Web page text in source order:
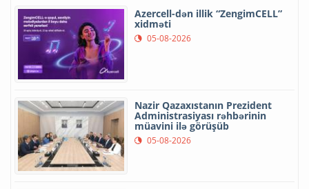
Azercell-dən illik “ZengimCELL”
xidməti
05-08-2026
Nazir Qazaxıstanın Prezident
Administrasiyası rəhbərinin
müavini ilə görüşüb
05-08-2026